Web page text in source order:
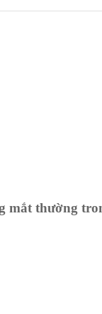
mắt thường